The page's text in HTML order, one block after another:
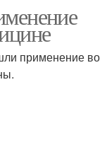
применение во